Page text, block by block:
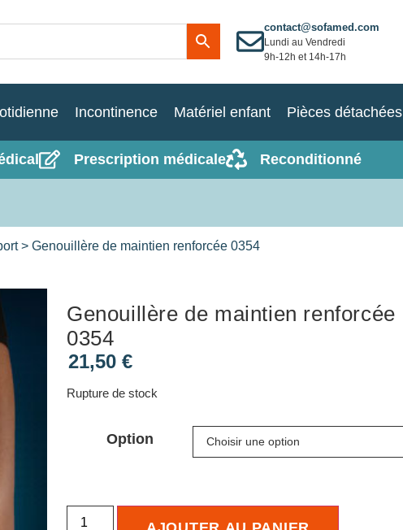
contact@sofamed.com
Lundi au Vendredi
9h-12h et 14h-17h
Incontinence Matériel enfant Pièces détachées
Prescription médicale Reconditionné
> Genouillère de maintien renforcée 0354
Genouillère de maintien renforcée
0354
21,50 €
Rupture de stock
Option